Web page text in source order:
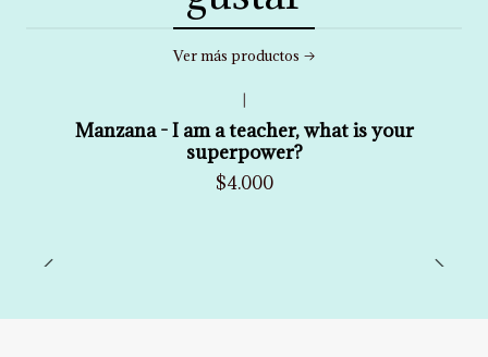
Ver más productos
Manzana - I am a teacher, what is your
superpower?
$4.000